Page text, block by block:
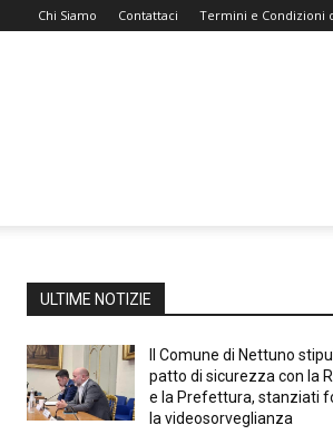
Chi Siamo Contattaci Termini e Condizioni
ULTIME NOTIZIE
Il Comune di Nettuno
patto di sicurezza con la
e la Prefettura, stanziati
la videosorveglianza